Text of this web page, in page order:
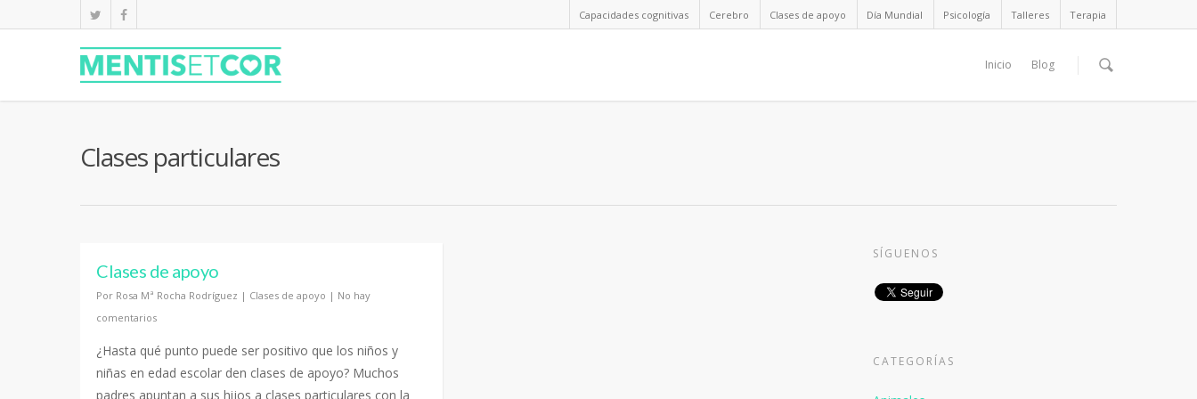
Capacidades cognitivas Cerebro Clases de apoyo Día Mundial Psicología Talleres Terapia
Inicio Blog
Clases particulares
Clases de apoyo
Por Rosa Mª Rocha Rodríguez | Clases de apoyo | No hay
comentarios
¿Hasta qué punto puede ser positivo que los niños y
niñas en edad escolar den clases de apoyo? Muchos
padres apuntan a sus hijos a clases particulares con la
SÍGUENOS
CATEGORÍAS